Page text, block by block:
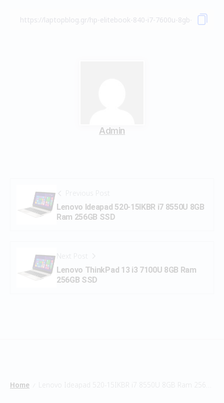
Admin
Previous Post
Lenovo Ideapad 520-15IKBR i7 8550U 8GB
Ram 256GB SSD
Next Post
Lenovo ThinkPad 13 i3 7100U 8GB Ram
256GB SSD
Home Lenovo Ideapad 520-15IKBR i7 8550U 8GB Ram 256GB SSD